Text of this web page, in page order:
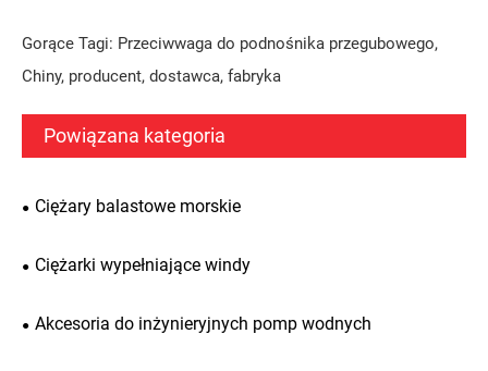
Gorące Tagi: Przeciwwaga do podnośnika przegubowego,
Chiny, producent, dostawca, fabryka
Powiązana kategoria
Ciężary balastowe morskie
Ciężarki wypełniające windy
Akcesoria do inżynieryjnych pomp wodnych